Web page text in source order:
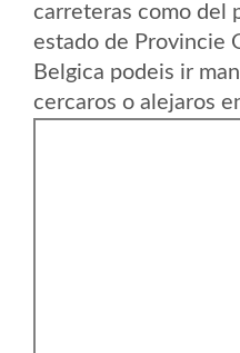
carreteras como del
estado de Provincie
Belgica podeis ir
cercaros o alejaros